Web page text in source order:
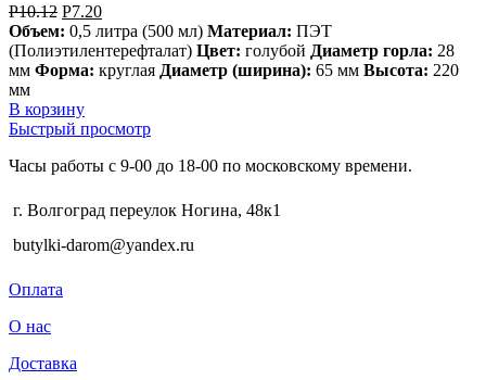
Р10.12 Р7.20
Объем: 0,5 литра (500 мл) Материал: ПЭТ
(Полиэтилентерефталат) Цвет: голубой Диаметр горла: 28
мм Форма: круглая Диаметр (ширина): 65 мм Высота: 220
мм
В корзину
Быстрый просмотр
Часы работы с 9-00 до 18-00 по московскому времени.
г. Волгоград переулок Ногина, 48к1
butylki-darom@yandex.ru
Оплата
О нас
Доставка